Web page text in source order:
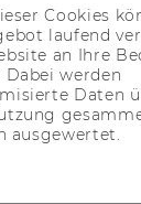
Cookies
laufend
an Ihre
Dabei werden
Daten
ausgewertet.